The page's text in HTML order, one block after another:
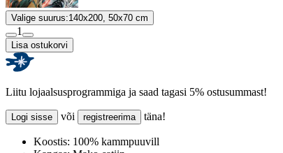
Valige suurus:140x200, 50x70 cm
1
Lisa ostukorvi
Liitu lojaalsusprogrammiga ja saad tagasi 5% ostusummast!
Logi sisse või registreerima täna!
Koostis: 100% kammpuuvill